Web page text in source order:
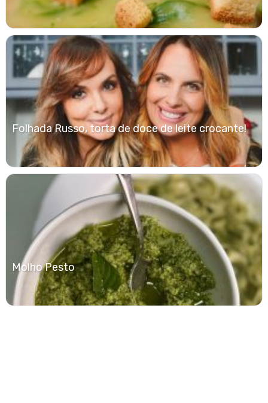
Folhada Russo, torta de doce de leite crocante!
Molho Pesto